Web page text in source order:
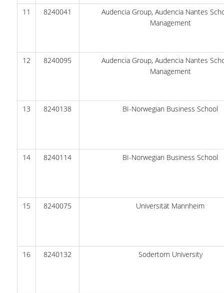
ΔΙΔΑΚΤΟΡΙΚΟ ΠΡΟΓΡΑΜΜΑ
ΜΑΘΗΜΑΤΑ ΠΟΥ ΠΡΟΣΦΕΡΕΙ ΤΟ
FAQS
ΠΟΛΙΤΙΚΗ ΔΙΑΣΦΑΛΙΣΗΣ ΠΟΙΟΤΗΤΑΣ
11 8240041
Audencia Group, Audencia Nantes
Management
12 8240095
Audencia Group, Audencia Nantes
Management
13 8240138 BI-Norwegian Business School
14 8240114 BI-Norwegian Business School
15 8240075 Universität Mannheim
16 8240132 Sodertorn University